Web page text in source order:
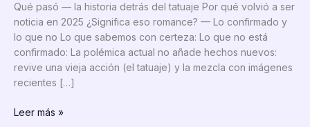
Qué pasó — la historia detrás del tatuaje Por qué volvió a ser
noticia en 2025 ¿Significa eso romance? — Lo confirmado y
lo que no Lo que sabemos con certeza: Lo que no está
confirmado: La polémica actual no añade hechos nuevos:
revive una vieja acción (el tatuaje) y la mezcla con imágenes
recientes […]
El
Leer más »